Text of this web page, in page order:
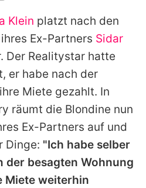
auf Promiflash
Jobs
Team
Richtlinien
Klein platzt nach den
Ex-Partners Sidar
Der Realitystar hatte
er habe nach der
Miete gezahlt. In
räumt die Blondine nun
Ex-Partners auf und
Dinge: "Ich habe selber
der besagten Wohnung
Miete weiterhin